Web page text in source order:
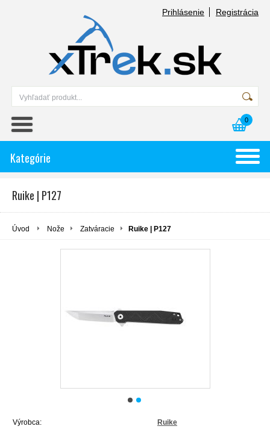
Prihlásenie Registrácia
0
Kategórie
Ruike | P127
Úvod Nože Zatváracie Ruike | P127
Výrobca: Ruike